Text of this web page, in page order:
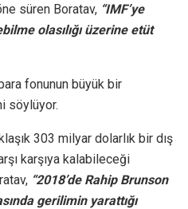
süren Boratav, “IMF’ye
olasılığı üzerine etüt
fonunun büyük bir
söylüyor.
303 milyar dolarlık bir dış
karşıya kalabileceği
“2018’de Rahip Brunson
gerilimin yarattığı